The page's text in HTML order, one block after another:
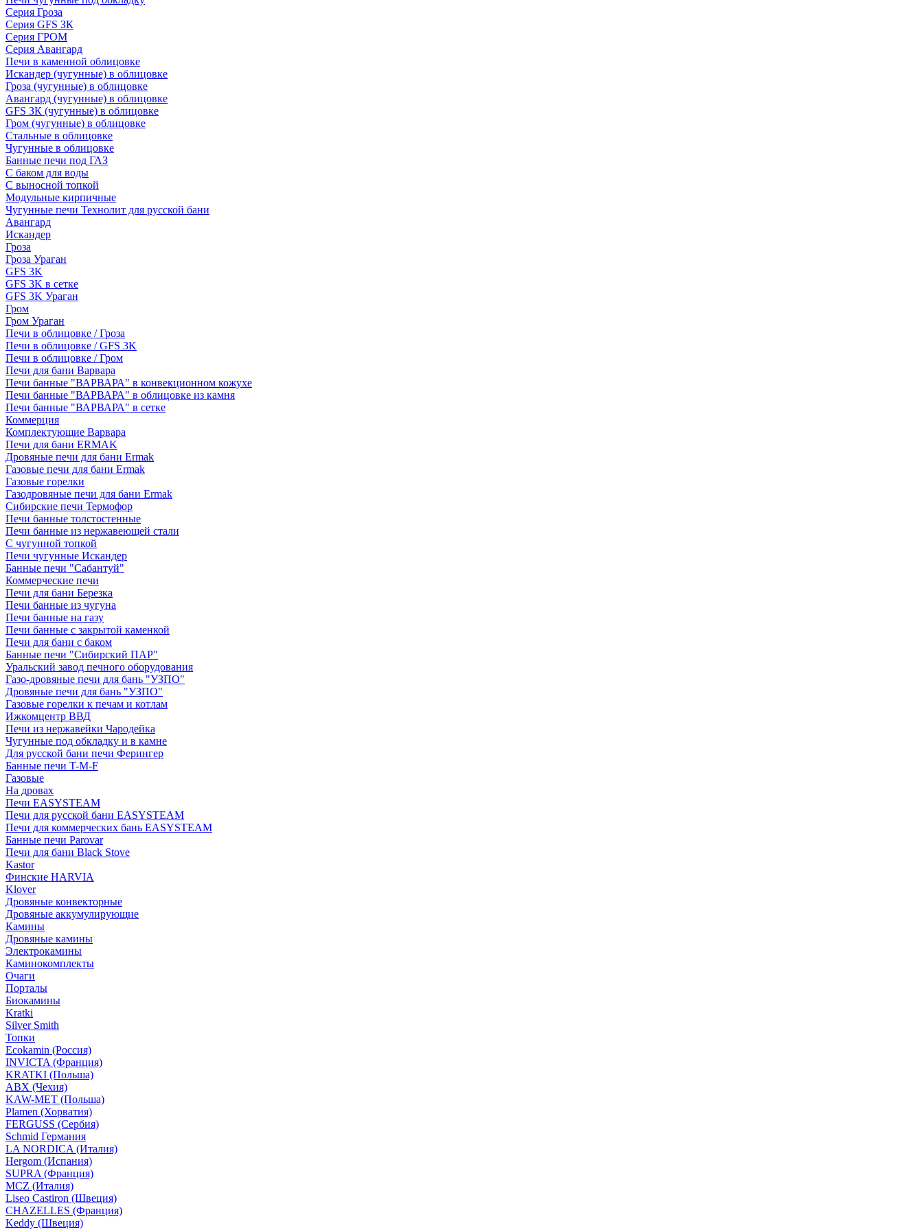
Серия Гроза
Серия GFS ЗК
Серия ГРОМ
Серия Авангард
Печи в каменной облицовке
Искандер (чугунные) в облицовке
Гроза (чугунные) в облицовке
Авангард (чугунные) в облицовке
GFS ЗК (чугунные) в облицовке
Гром (чугунные) в облицовке
Стальные в облицовке
Чугунные в облицовке
Банные печи под ГАЗ
С баком для воды
С выносной топкой
Модульные кирпичные
Чугунные печи Технолит для русской бани
Авангард
Искандер
Гроза
Гроза Ураган
GFS 3K
GFS 3K в сетке
GFS 3K Ураган
Гром
Гром Ураган
Печи в облицовке / Гроза
Печи в облицовке / GFS 3K
Печи в облицовке / Гром
Печи для бани Варвара
Печи банные "ВАРВАРА" в конвекционном кожухе
Печи банные "ВАРВАРА" в облицовке из камня
Печи банные "ВАРВАРА" в сетке
Коммерция
Комплектующие Варвара
Печи для бани ERMAK
Дровяные печи для бани Ermak
Газовые печи для бани Ermak
Газовые горелки
Газодровяные печи для бани Ermak
Сибирские печи Термофор
Печи банные толстостенные
Печи банные из нержавеющей стали
С чугунной топкой
Печи чугунные Искандер
Банные печи "Сабантуй"
Коммерческие печи
Печи для бани Березка
Печи банные из чугуна
Печи банные на газу
Печи банные с закрытой каменкой
Печи для бани с баком
Банные печи "Сибирский ПАР"
Уральский завод печного оборудования
Газо-дровяные печи для бань "УЗПО"
Дровяные печи для бань "УЗПО"
Газовые горелки к печам и котлам
Ижкомцентр ВВД
Печи из нержавейки Чародейка
Чугунные под обкладку и в камне
Для русской бани печи Ферингер
Банные печи T-M-F
Газовые
На дровах
Печи EASYSTEAM
Печи для русской бани EASYSTEAM
Печи для коммерческих бань EASYSTEAM
Банные печи Parovar
Печи для бани Black Stove
Kastor
Финские HARVIA
Klover
Дровяные конвекторные
Дровяные аккумулирующие
Камины
Дровяные камины
Электрокамины
Каминокомплекты
Очаги
Порталы
Биокамины
Kratki
Silver Smith
Топки
Ecokamin (Россия)
INVICTA (Франция)
KRATKI (Польша)
ABX (Чехия)
KAW-MET (Польша)
Plamen (Хорватия)
FERGUSS (Сербия)
Schmid Германия
LA NORDICA (Италия)
Hergom (Испания)
SUPRA (Франция)
MCZ (Италия)
Liseo Castiron (Швеция)
CHAZELLES (Франция)
Keddy (Швеция)